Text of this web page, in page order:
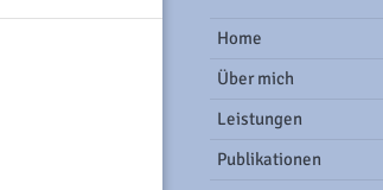
Home
Über mich
Leistungen
Publikationen